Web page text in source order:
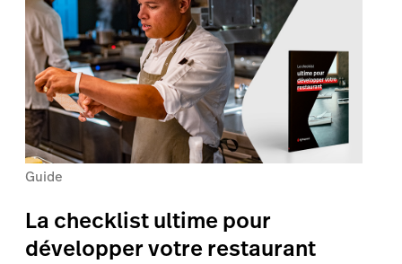
Guide
La checklist ultime pour
développer votre restaurant